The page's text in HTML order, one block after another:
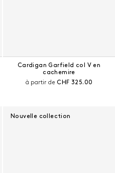
Cardigan Garfield col V en
cachemire
à partir dePrix courant :
CHF 325.00
Nouvelle collection